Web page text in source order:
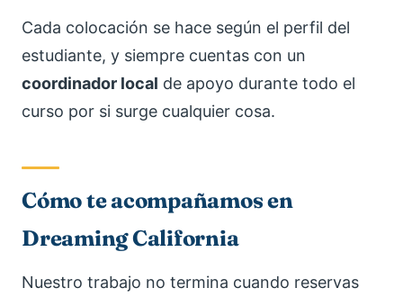
Cada colocación se hace según el perfil del
estudiante, y siempre cuentas con un
coordinador local de apoyo durante todo el
curso por si surge cualquier cosa.
Cómo te acompañamos en
Dreaming California
Nuestro trabajo no termina cuando reservas